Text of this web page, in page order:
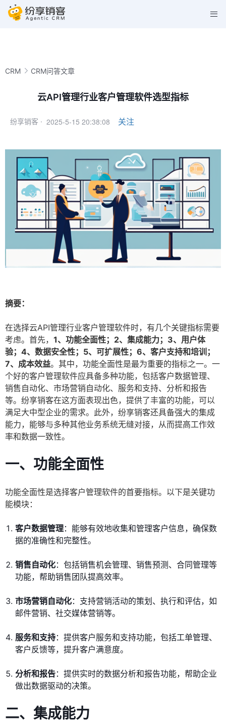
CRM CRM问答文章
云API管理行业客户管理软件选型指标
纷享销客 · 2025-5-15 20:38:08 关注
摘要：
在选择云API管理行业客户管理软件时，有几个关键指标需要
考虑。首先， 1、功能全面性；2、集成能力；3、用户体
验；4、数据安全性；5、可扩展性；6、客户支持和培训；
7、成本效益。其中，功能全面性是最为重要的指标之一。一
个好的客户管理软件应具备多种功能，包括客户数据管理、
销售自动化、市场营销自动化、服务和支持、分析和报告
等。纷享销客在这方面表现出色，提供了丰富的功能，可以
满足大中型企业的需求。此外，纷享销客还具备强大的集成
能力，能够与多种其他业务系统无缝对接，从而提高工作效
率和数据一致性。
一、功能全面性
功能全面性是选择客户管理软件的首要指标。以下是关键功
能模块：
客户数据管理：能够有效地收集和管理客户信息，确保数
据的准确性和完整性。
销售自动化：包括销售机会管理、销售预测、合同管理等
功能，帮助销售团队提高效率。
市场营销自动化：支持营销活动的策划、执行和评估，如
邮件营销、社交媒体营销等。
服务和支持：提供客户服务和支持功能，包括工单管理、
客户反馈等，提升客户满意度。
分析和报告：提供实时的数据分析和报告功能，帮助企业
做出数据驱动的决策。
二、集成能力